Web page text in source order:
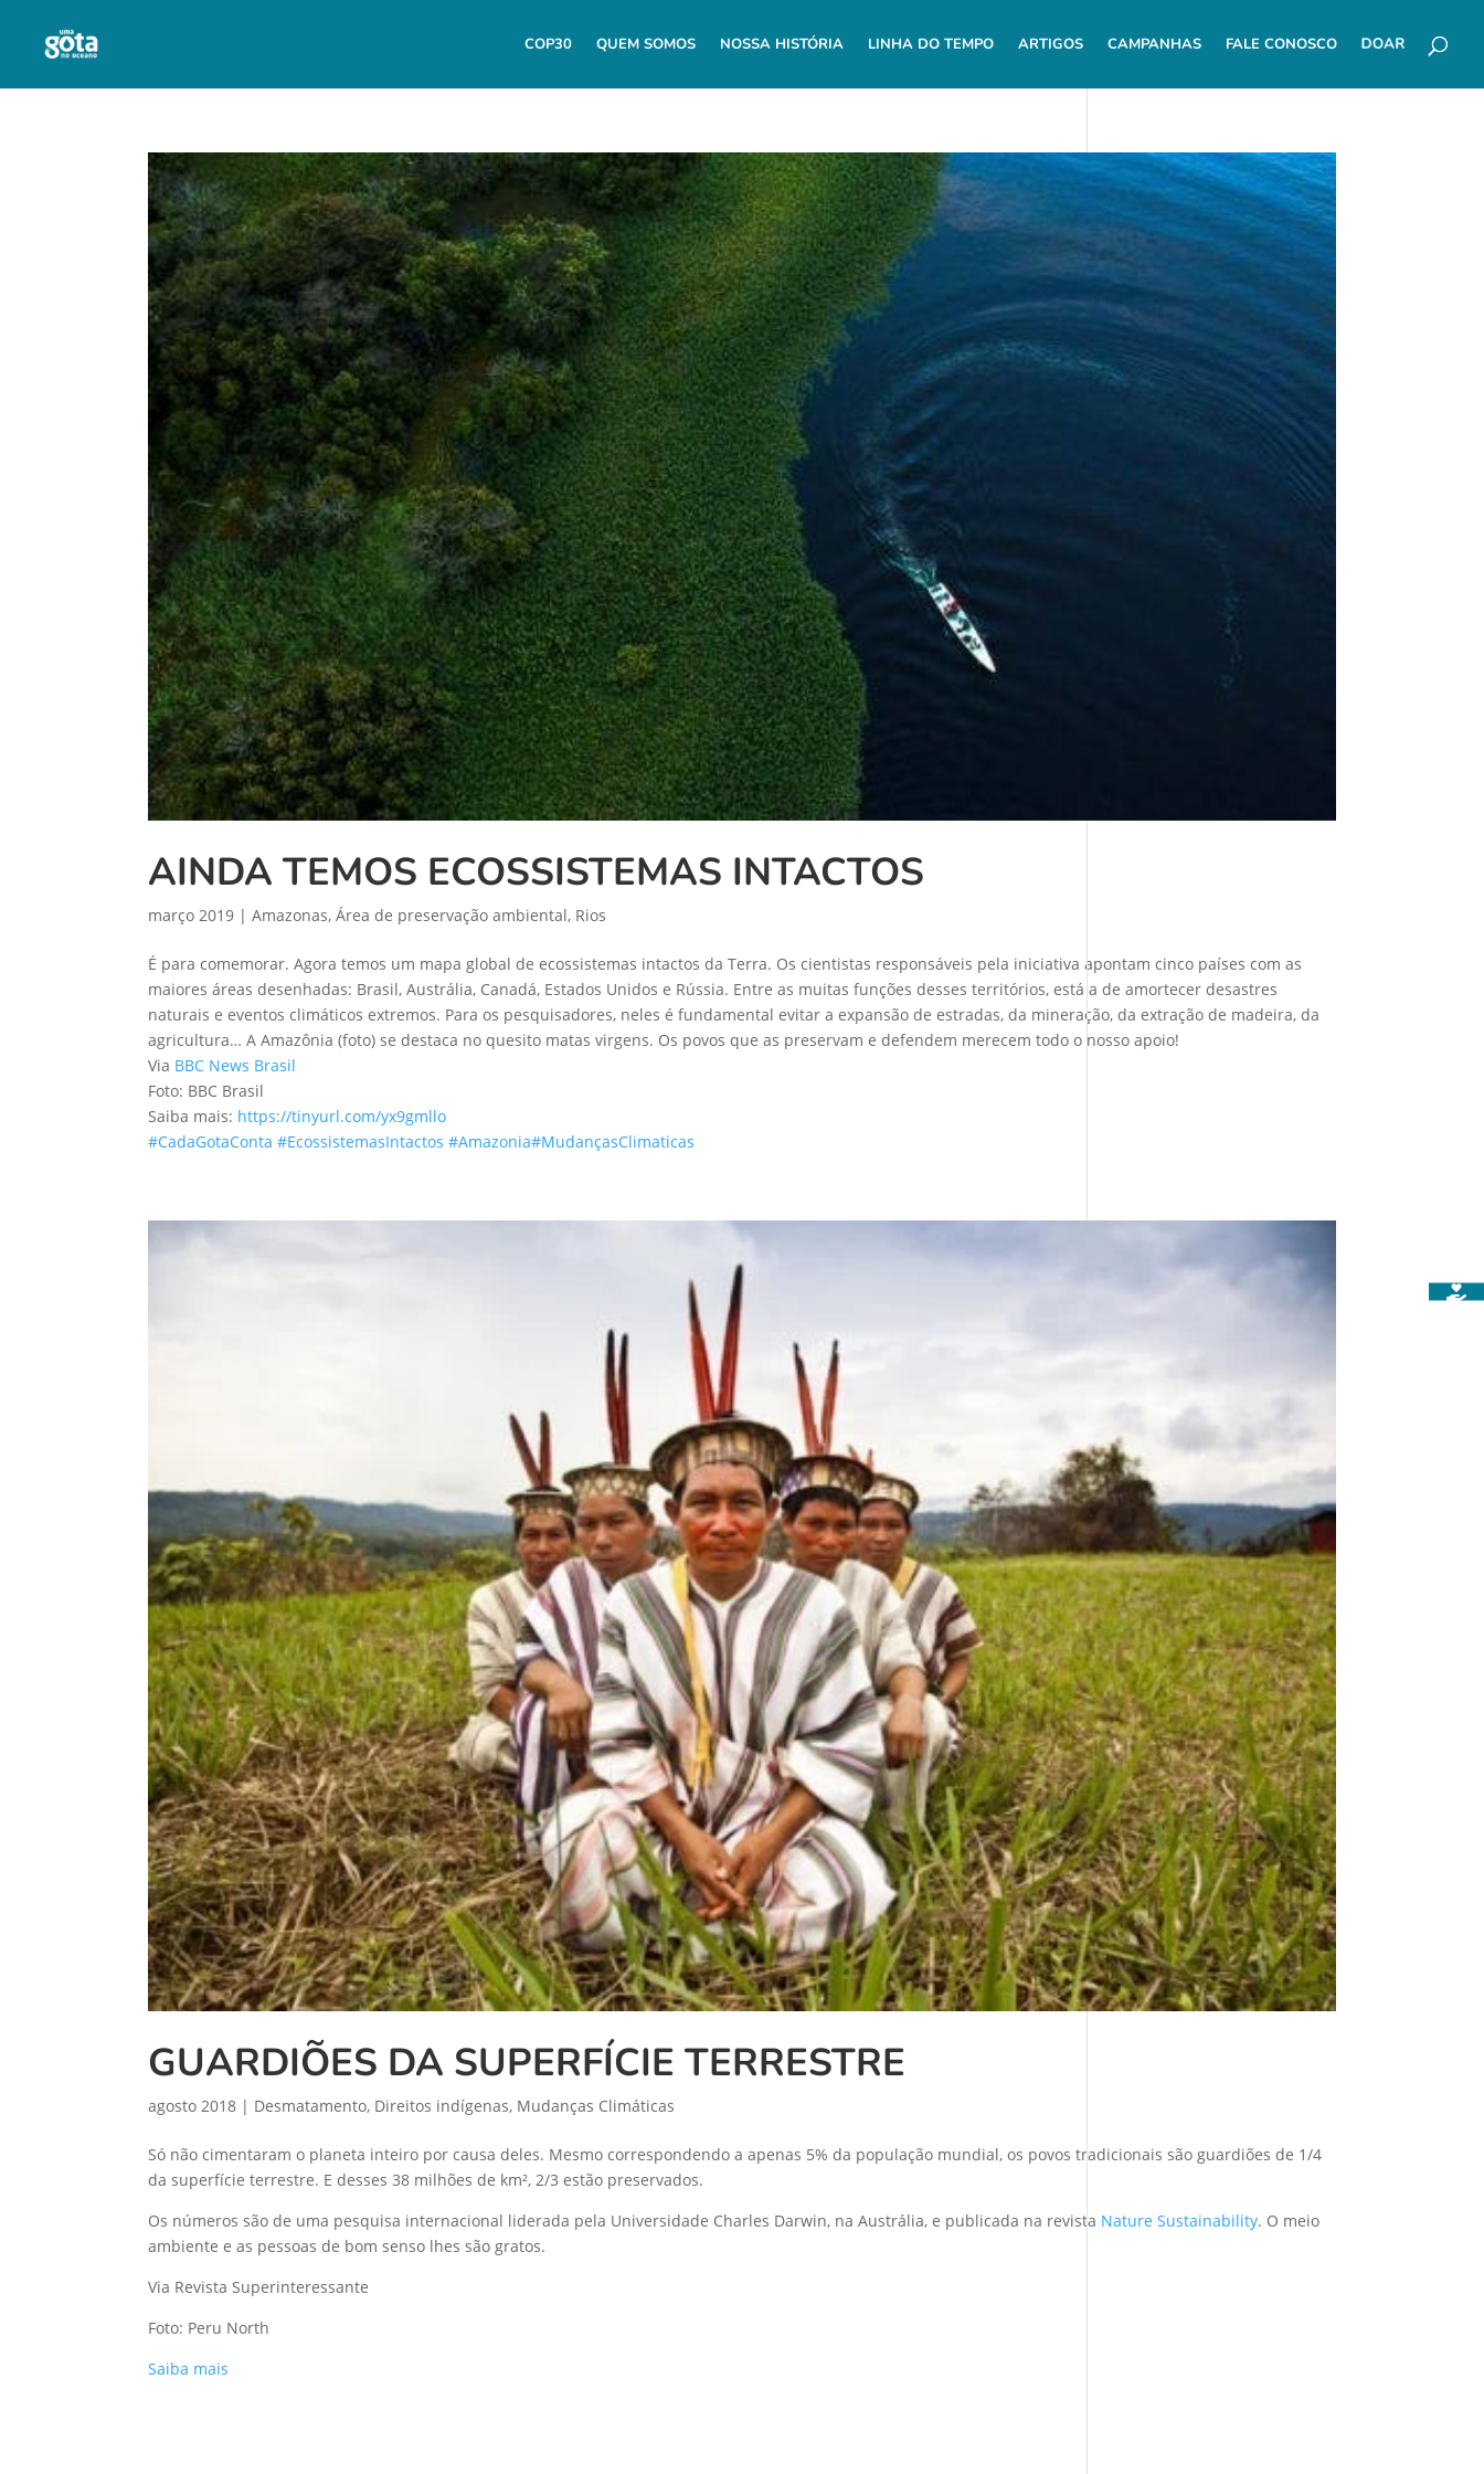
COP30 QUEM SOMOS NOSSA HISTÓRIA LINHA DO TEMPO ARTIGOS CAMPANHAS FALE CONOSCO DOAR
AINDA TEMOS ECOSSISTEMAS INTACTOS
março 2019 |Amazonas,Área de preservação ambiental, Rios
É para comemorar. Agora temos um mapa global de ecossistemas intactos da Terra. Os cientistas responsáveis pela iniciativa apontam cinco países com as
maiores áreas desenhadas: Brasil, Austrália, Canadá, Estados Unidos e Rússia. Entre as muitas funções desses territórios, está a de amortecer desastres
naturais e eventos climáticos extremos. Para os pesquisadores, neles é fundamental evitar a expansão de estradas, da mineração, da extração de madeira, da
agricultura… A Amazônia (foto) se destaca no quesito matas virgens. Os povos que as preservam e defendem merecem todo o nosso apoio!
Via BBC News Brasil
Foto: BBC Brasil
Saiba mais: https://tinyurl.com/yx9gmllo
#CadaGotaConta #EcossistemasIntactos #Amazonia#MudançasClimaticas
GUARDIÕES DA SUPERFÍCIE TERRESTRE
agosto 2018 | Desmatamento, Direitos indígenas, Mudanças Climáticas
Só não cimentaram o planeta inteiro por causa deles. Mesmo correspondendo a apenas 5% da população mundial, os povos tradicionais são guardiões de 1/4
da superfície terrestre. E desses 38 milhões de km², 2/3 estão preservados.
Os números são de uma pesquisa internacional liderada pela Universidade Charles Darwin, na Austrália, e publicada na revista Nature Sustainability. O meio
ambiente e as pessoas de bom senso lhes são gratos.
Via Revista Superinteressante
Foto: Peru North
Saiba mais